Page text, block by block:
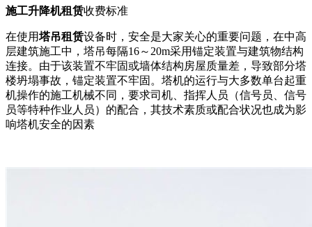
施工升降机租赁收费标准
在使用塔吊租赁设备时，安全是大家关心的重要问题，在中高
层建筑施工中，塔吊每隔16～20m采用锚定装置与建筑物结构
连接。由于该装置不牢固或墙体结构房屋质量差，导致部分塔
楼坍塌事故，锚定装置不牢固。塔机的运行与大多数单台起重
机操作的施工机械不同，要求司机、指挥人员（信号员、信号
员等特种作业人员）的配合，其技术素质或配合状况也成为影
响塔机安全的因素